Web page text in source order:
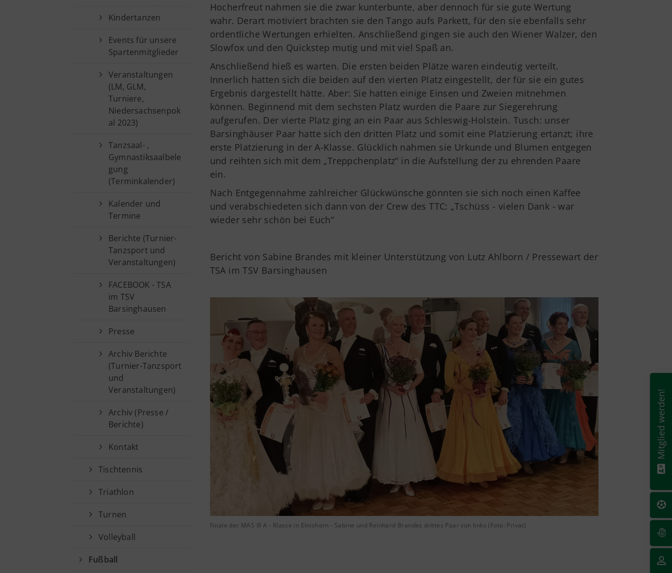
Hocherfreut nahmen sie die zwar kunterbunte, aber dennoch für sie gute Wertung
wahr. Derart motiviert brachten sie den Tango aufs Parkett, für den sie ebenfalls sehr
ordentliche Wertungen erhielten. Anschließend gingen sie auch den Wiener Walzer, den
Slowfox und den Quickstep mutig und mit viel Spaß an.
Anschließend hieß es warten. Die ersten beiden Plätze waren eindeutig verteilt.
Innerlich hatten sich die beiden auf den vierten Platz eingestellt, der für sie ein gutes
Ergebnis dargestellt hätte. Aber: Sie hatten einige Einsen und Zweien mitnehmen
können. Beginnend mit dem sechsten Platz wurden die Paare zur Siegerehrung
aufgerufen. Der vierte Platz ging an ein Paar aus Schleswig-Holstein. Tusch: unser
Barsinghäuser Paar hatte sich den dritten Platz und somit eine Platzierung ertanzt; ihre
erste Platzierung in der A-Klasse. Glücklich nahmen sie Urkunde und Blumen entgegen
und reihten sich mit dem „Treppchenplatz“ in die Aufstellung der zu ehrenden Paare
ein.
Nach Entgegennahme zahlreicher Glückwünsche gönnten sie sich noch einen Kaffee
und verabschiedeten sich dann von der Crew des TTC: „Tschüss - vielen Dank - war
wieder sehr schön bei Euch“
Bericht von Sabine Brandes mit kleiner Unterstützung von Lutz Ahlborn / Pressewart der
TSA im TSV Barsinghausen
Finale der MAS III A - Klasse in Elmshorn - Sabine und Reinhard Brandes drittes Paar von links (Foto: Privat)
Kindertanzen
Events für unsere
Spartenmitglieder
Veranstaltungen
(LM, GLM,
Turniere,
Niedersachsenpok
al 2023)
Tanzsaal- ,
Gymnastiksaalbele
gung
(Terminkalender)
Kalender und
Termine
Berichte (Turnier-
Tanzsport und
Veranstaltungen)
FACEBOOK - TSA
im TSV
Barsinghausen
Presse
Archiv Berichte
(Turnier-Tanzsport
und
Veranstaltungen)
Archiv (Presse /
Berichte)
Kontakt
Tischtennis
Triathlon
Turnen
Volleyball
Fußball
Mitglied werden!